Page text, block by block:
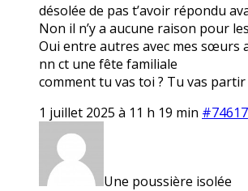
désolée de pas t’avoir répondu
Non il n’y a aucune raison pour
Oui entre autres avec mes sœurs
nn ct une fête familiale
comment tu vas toi ? Tu vas partir
1 juillet 2025 à 11 h 19 min #74617
Une poussière isolée